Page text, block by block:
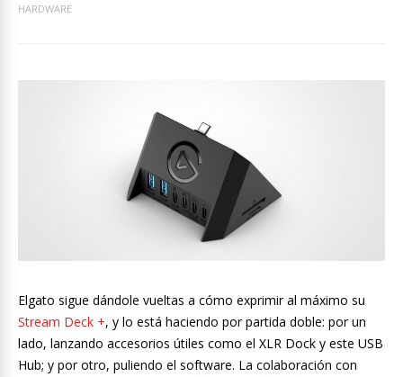
HARDWARE
Elgato sigue dándole vueltas a cómo exprimir al máximo su
Stream Deck +, y lo está haciendo por partida doble: por un
lado, lanzando accesorios útiles como el XLR Dock y este USB
Hub; y por otro, puliendo el software. La colaboración con